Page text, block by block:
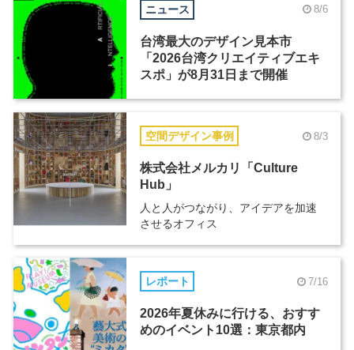
ニュース 8/6
台湾最大のデザイン見本市
「2026台湾クリエイティブエキ
スポ」が8月31日まで開催
空間デザイン事例 8/3
株式会社メルカリ「Culture
Hub」
人と人がつながり、アイデアを加速
させるオフィス
レポート 7/16
2026年夏休みに行ける、おすす
めのイベント10選：東京都内